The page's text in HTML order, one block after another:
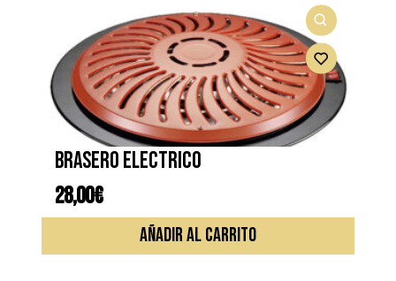
Brasero electrico
28,00€
AÑADIR AL CARRITO